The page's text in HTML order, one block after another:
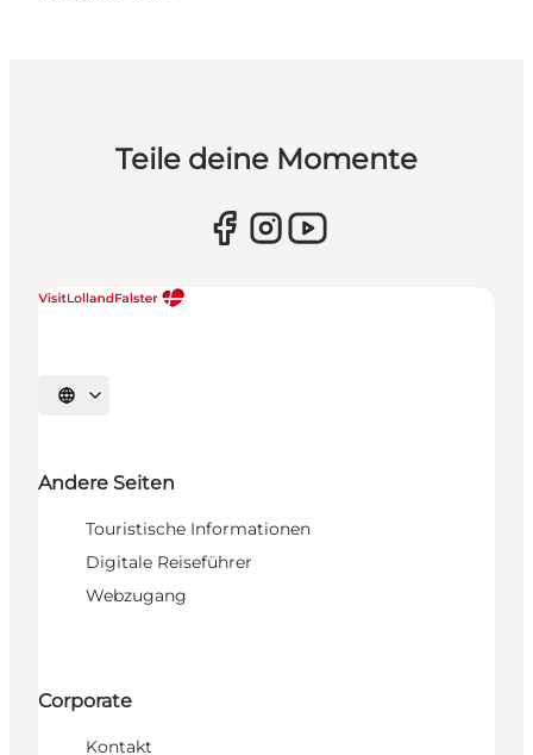
Teile deine Momente
Sprache auswählen
Andere Seiten
Touristische Informationen
Digitale Reiseführer
Webzugang
Corporate
Kontakt